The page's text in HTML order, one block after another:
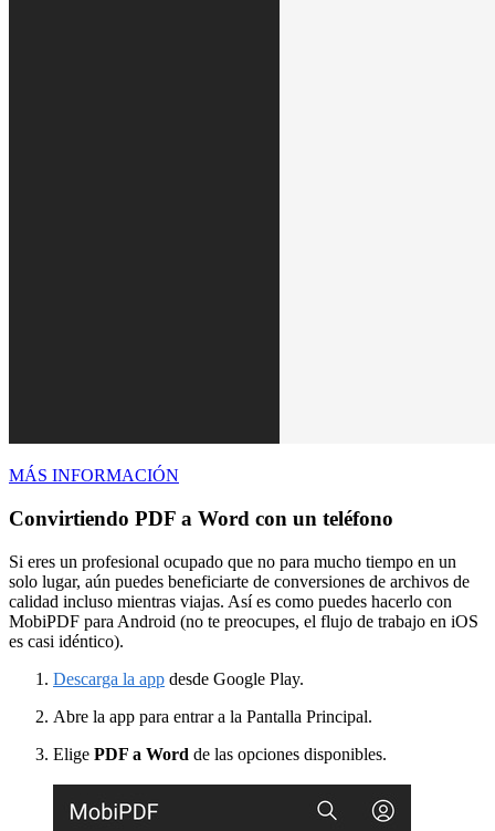
MÁS INFORMACIÓN
Convirtiendo PDF a Word con un teléfono
Si eres un profesional ocupado que no para mucho tiempo en un
solo lugar, aún puedes beneficiarte de conversiones de archivos de
calidad incluso mientras viajas. Así es como puedes hacerlo con
MobiPDF para Android (no te preocupes, el flujo de trabajo en iOS
es casi idéntico).
Descarga la app desde Google Play.
Abre la app para entrar a la Pantalla Principal.
Elige PDF a Word de las opciones disponibles.